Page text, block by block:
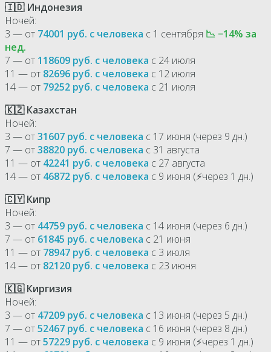
🇮🇩 Индонезия
Ночей:
3 — от 74001 руб. с человека с 1 сентября 📉 −14% за
нед.
7 — от 118609 руб. с человека с 24 июля
11 — от 82696 руб. с человека с 12 июля
14 — от 79252 руб. с человека с 21 июля
🇰🇿 Казахстан
Ночей:
3 — от31607 руб. с человека с 17 июня (через 9 дн.)
7 — от38820 руб. с человека с 31 августа
11 — от 42241 руб. с человека с 27 августа
14 — от 46872 руб. с человека с 9 июня (⚡через 1 дн.)
🇨🇾 Кипр
Ночей:
3 — от 44759 руб. с человека с 14 июня (через 6 дн.)
7 — от 61845 руб. с человека с 21 июня
11 — от 78947 руб. с человека с 3 июля
14 — от 82120 руб. с человека с 23 июня
🇰🇬 Киргизия
Ночей:
3 — от 47209 руб. с человека с 13 июня (через 5 дн.)
7 — от52467 руб. с человека с 16 июня (через 8 дн.)
11 — от57229 руб. с человека с 9 июня (⚡через 1 дн.)